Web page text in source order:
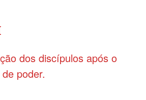
dos discípulos após o
poder.